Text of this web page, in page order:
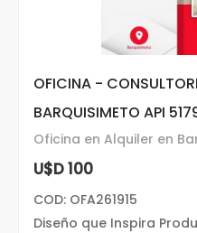
OFICINA -
BARQUISIMETO API
Oficina en Alquiler en
U$D 100
COD: OFA261915
Diseño que Inspira